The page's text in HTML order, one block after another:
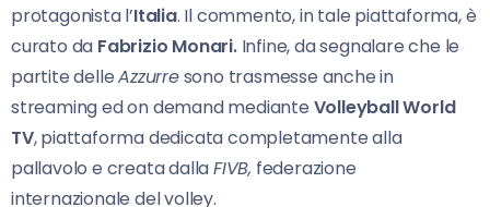
protagonista l’Italia. Il commento, in tale piattaforma, è
curato da Fabrizio Monari.Infine, da segnalare che le
partite delleAzzurresono trasmesse anche in
streaming ed on demand mediante Volleyball World
TV, piattaforma dedicata completamente alla
pallavolo e creata dallaFIVB, federazione
internazionale del volley.